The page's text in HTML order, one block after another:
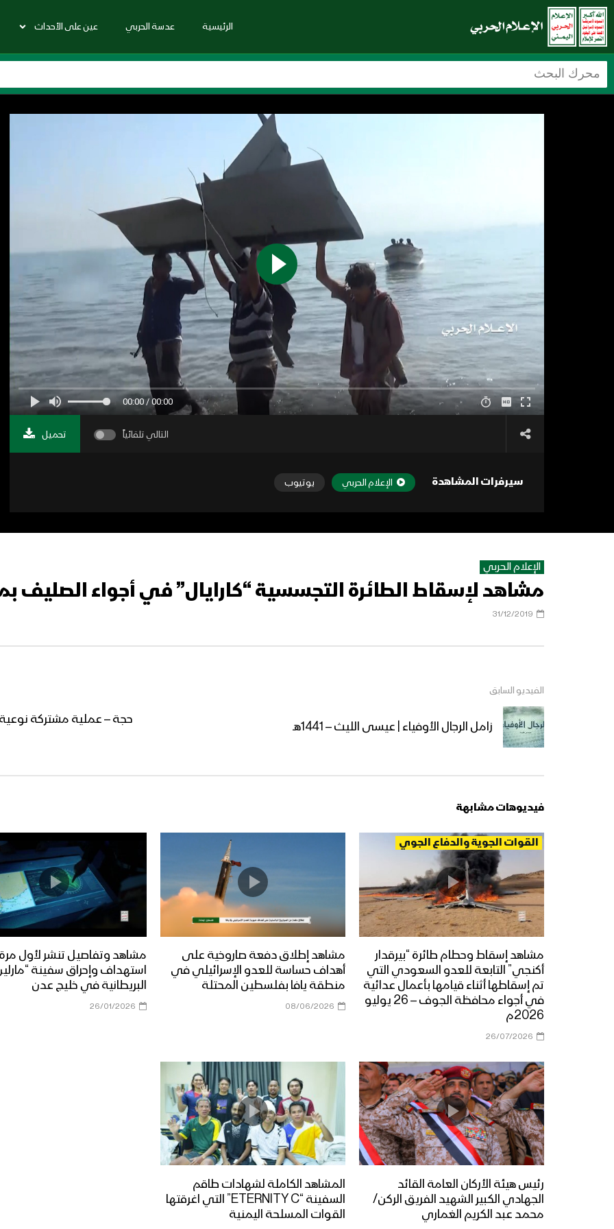
الرئيسية عدسة الحربي عين على الأحداث
00:00 / 00:00
التالي تلقائياً تحميل
سيرفرات المشاهدة الإعلام الحربي يوتيوب
الإعلام الحربي
مشاهد لإسقاط الطائرة التجسسية “كارايال” في أجواء الصليف
31/12/2019
الفيديو السابق
زامل الرجال الأوفياء | عيسى الليث – 1441هـ
حجة – عملية مشتركة
فيديوهات مشابهة
القوات الجوية والدفاع الجوي
مشاهد إسقاط وحطام طائرة “بيرقدار
أكنجي” التابعة للعدو السعودي التي
تم إسقاطها أثناء قيامها بأعمال عدائية
في أجواء محافظة الجوف – 26 يوليو
2026م
26/07/2026
مشاهد إطلاق دفعة صاروخية على
أهداف حساسة للعدو الإسرائيلي في
منطقة يافا بفلسطين المحتلة
08/06/2026
مشاهد وتفاصيل تنشر لأول
استهداف وإحراق سفينة
البريطانية في خليج عدن
26/01/2026
رئيس هيئة الأركان العامة القائد
الجهادي الكبير الشهيد الفريق الركن/
محمد عبد الكريم الغماري
المشاهد الكاملة لشهادات طاقم
السفينة “ETERNITY C” التي اغرقتها
القوات المسلحة اليمنية